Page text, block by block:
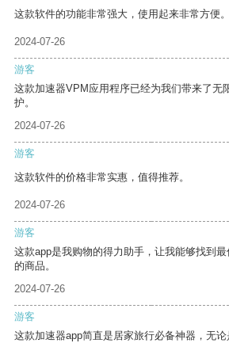
这款软件的功能非常强大，使用起来非常方便。
2024-07-26
游客
这款加速器VPM应用程序已经为我们带来了无
护。
2024-07-26
游客
这款软件的价格非常实惠，值得推荐。
2024-07-26
游客
这款app是我购物的得力助手，让我能够找到
的商品。
2024-07-26
游客
这款加速器app简直是居家旅行必备神器，无